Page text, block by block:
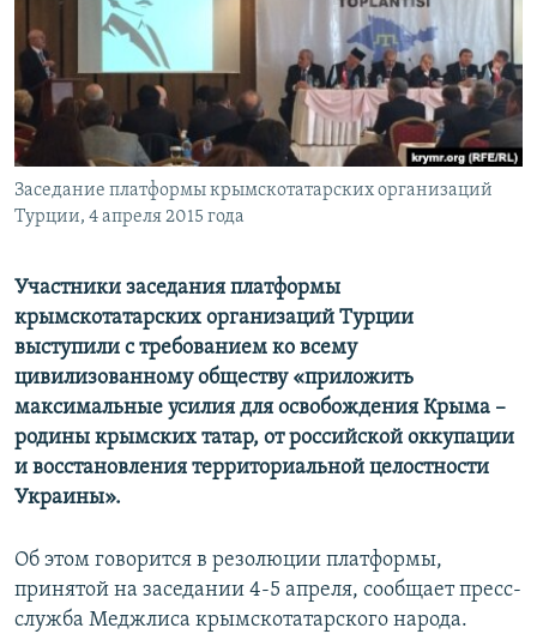
ПОБЕДИТЕЛЕЙ НЕ СУДЯТ?
КРЫМ.НЕПОКОРЕННЫЙ
ELIFBE
УКРАИНСКАЯ ПРОБЛЕМА КРЫМА
ПРИСОЕДИНЯЙТЕСЬ!
Все сайты RFE/RL
Заседание платформы крымскотатарских организаций
Турции, 4 апреля 2015 года
Участники заседания платформы
крымскотатарских организаций Турции
выступили с требованием ко всему
цивилизованному обществу «приложить
максимальные усилия для освобождения Крыма –
родины крымских татар, от российской оккупации
и восстановления территориальной целостности
Украины».
Об этом говорится в резолюции платформы,
принятой на заседании 4-5 апреля, сообщает пресс-
служба Меджлиса крымскотатарского народа.